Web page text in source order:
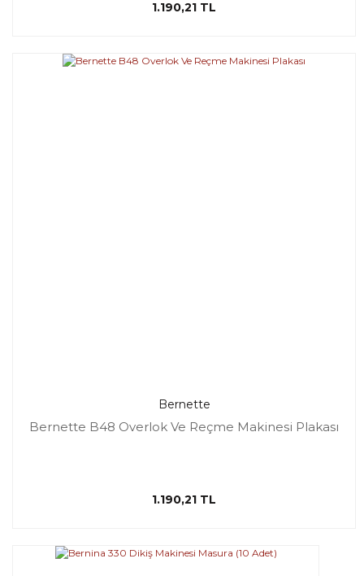
1.190,21 TL
Bernette
Bernette B48 Overlok Ve Reçme Makinesi Plakası
1.190,21 TL